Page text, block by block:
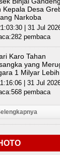
Waas:
Karena
Kepala Desa
Narkoba
| 31 Jul
pembaca
Karo Tahan
yang
1 Milyar Lebih
| 31 Jul
pembaca